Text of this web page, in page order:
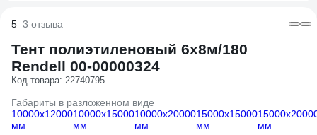
5 3 отзыва
Тент полиэтиленовый 6х8м/180
Rendell 00-00000324
Код товара: 22740795
Габариты в разложенном виде
10000х12000
мм
10000х15000
мм
10000х20000
мм
15000х15000
мм
мм